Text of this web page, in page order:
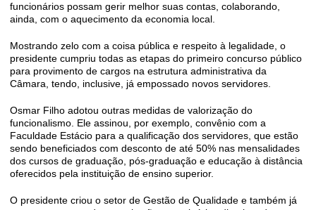
funcionários possam gerir melhor suas contas, colaborando,
ainda, com o aquecimento da economia local.
Mostrando zelo com a coisa pública e respeito à legalidade, o
presidente cumpriu todas as etapas do primeiro concurso público
para provimento de cargos na estrutura administrativa da
Câmara, tendo, inclusive, já empossado novos servidores.
Osmar Filho adotou outras medidas de valorização do
funcionalismo. Ele assinou, por exemplo, convênio com a
Faculdade Estácio para a qualificação dos servidores, que estão
sendo beneficiados com desconto de até 50% nas mensalidades
dos cursos de graduação, pós-graduação e educação à distância
oferecidos pela instituição de ensino superior.
O presidente criou o setor de Gestão de Qualidade e também já